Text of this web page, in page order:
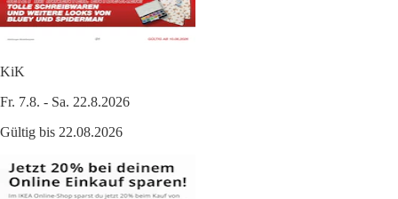
KiK
Fr. 7.8. - Sa. 22.8.2026
Gültig bis 22.08.2026